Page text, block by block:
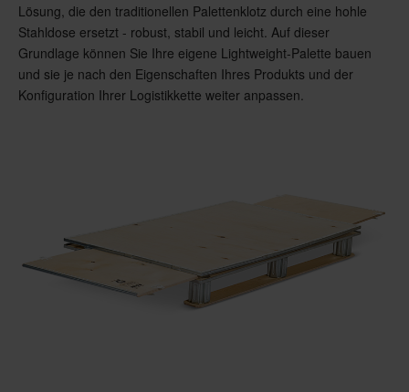
Lösung, die den traditionellen Palettenklotz durch eine hohle
Stahldose ersetzt - robust, stabil und leicht. Auf dieser
Grundlage können Sie Ihre eigene Lightweight-Palette bauen
und sie je nach den Eigenschaften Ihres Produkts und der
Konfiguration Ihrer Logistikkette weiter anpassen.